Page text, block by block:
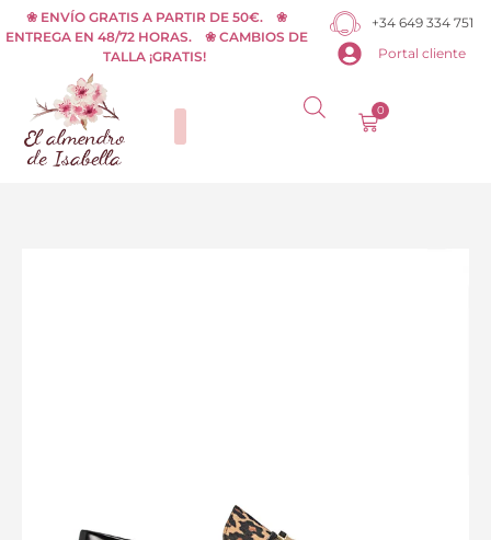
al
contenido
❀ ENVÍO GRATIS A PARTIR DE 50€. ❀
ENTREGA EN 48/72 HORAS. ❀ CAMBIOS DE
TALLA ¡GRATIS!
+34 649 334 751
Portal cliente
0
Carrito